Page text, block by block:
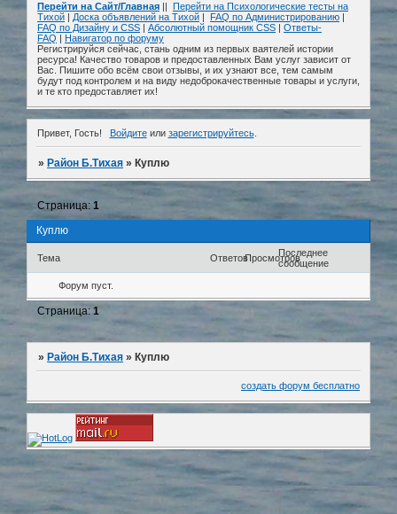
Перейти на Сайт/Главная
Перейти на Психологические тесты на
Тихой
Доска объявлений на Тихой FAQ по Администрированию
FAQ по Дизайну и СSS
Абсолютный помощник CSS
Ответы-
FAQ
Навигатор по форуму
Регистрируйся сейчас, стань одним из первых ваятелей истории
ресурса! Качество товаров и предоставленных Вам услуг зависит от
Вас. Пишите обо всём свои отзывы, и их узнают все, тем самым
будут под контролем и на виду недоброкачественные товары и услуги,
и те кто предоставляет их!
Привет, Гость! Войдитеили зарегистрируйтесь.
» Район Б.Тихая » Куплю
Куплю
Страница:1
Тема ОтветовПросмотровПоследнее
сообщение
Форум пуст.
Страница:1
» Район Б.Тихая » Куплю
создать форум бесплатно